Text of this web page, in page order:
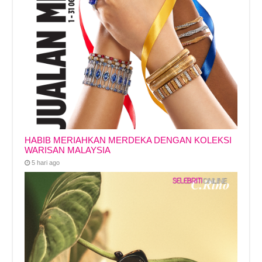
HABIB MERIAHKAN MERDEKA DENGAN KOLEKSI
WARISAN MALAYSIA
5 hari ago